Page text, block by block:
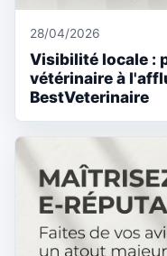
28/04/2026
Visibilité locale :
vétérinaire à
BestVeterinaire